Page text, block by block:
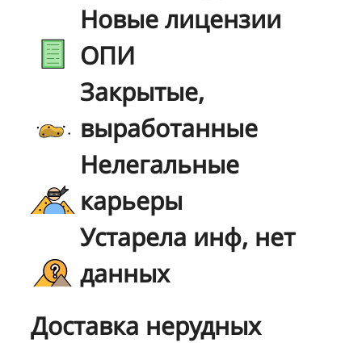
Новые лицензии
ОПИ
Закрытые,
выработанные
Нелегальные
карьеры
Устарела инф, нет
данных
Доставка нерудных